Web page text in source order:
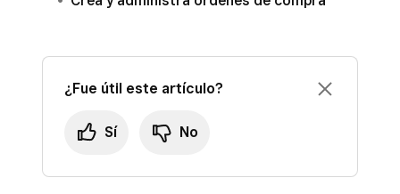
¿Fue útil este artículo?
Sí No